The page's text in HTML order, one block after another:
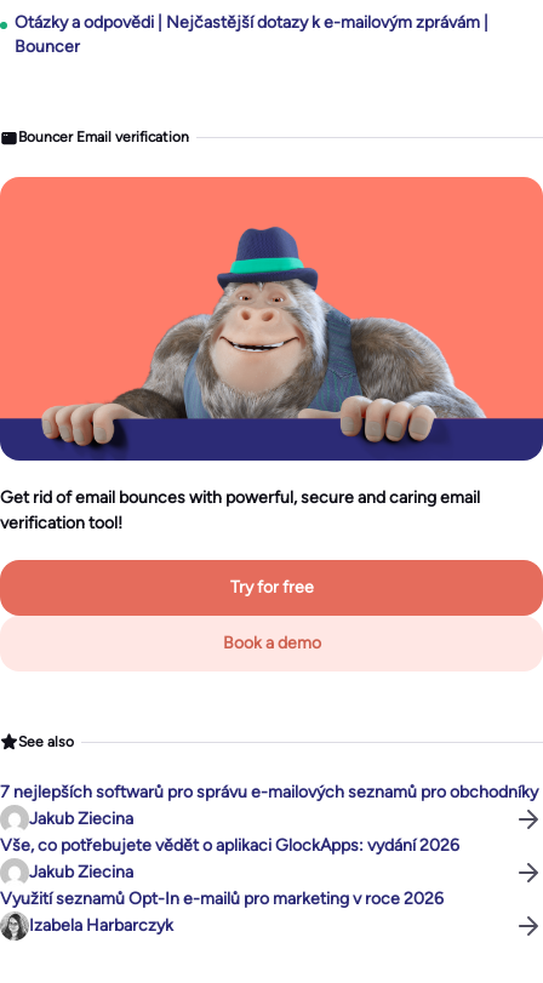
Otázky a odpovědi | Nejčastější dotazy k e-mailovým zprávám |
Bouncer
Bouncer Email verification
Get rid of email bounces with powerful, secure and caring email
verification tool!
Try for free
Book a demo
See also
7 nejlepších softwarů pro správu e-mailových seznamů pro obchodníky
Jakub Ziecina
Vše, co potřebujete vědět o aplikaci GlockApps: vydání 2026
Jakub Ziecina
Využití seznamů Opt-In e-mailů pro marketing v roce 2026
Izabela Harbarczyk